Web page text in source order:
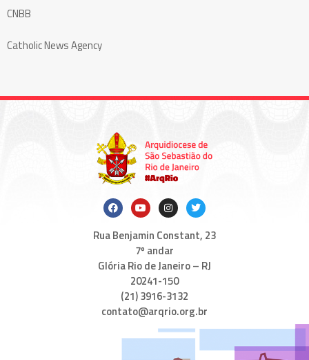
CNBB
Catholic News Agency
Rua Benjamin Constant, 23
7º andar
Glória Rio de Janeiro – RJ
20241-150
(21) 3916-3132
contato@arqrio.org.br